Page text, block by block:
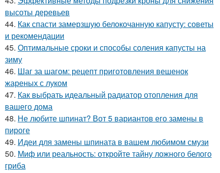
высоты деревьев
44. Как спасти замерзшую белокочанную капусту: советы
и рекомендации
45. Оптимальные сроки и способы соления капусты на
зиму
46. Шаг за шагом: рецепт приготовления вешенок
жареных с луком
47. Как выбрать идеальный радиатор отопления для
вашего дома
48. Не любите шпинат? Вот 5 вариантов его замены в
пироге
49. Идеи для замены шпината в вашем любимом смузи
50. Миф или реальность: откройте тайну ложного белого
гриба